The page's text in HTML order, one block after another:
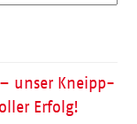
unser Kneipp-
Erfolg!